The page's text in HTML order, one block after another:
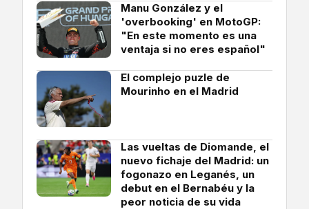
Manu González y el
'overbooking' en MotoGP:
"En este momento es una
ventaja si no eres español"
El complejo puzle de
Mourinho en el Madrid
Las vueltas de Diomande, el
nuevo fichaje del Madrid: un
fogonazo en Leganés, un
debut en el Bernabéu y la
peor noticia de su vida